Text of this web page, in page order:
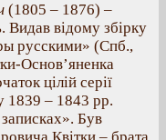
(1805 – 1876) –
Видав відому збірку
русскими» (Спб.,
Основ’яненка
цілій серії
1839 – 1843 рр.
Був